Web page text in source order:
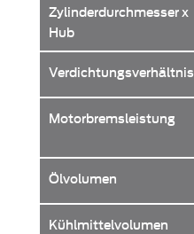
Zylinderdurchmesser x
Hub
Verdichtungsverhältnis
Motorbremsleistung
Ölvolumen
Kühlmittelvolumen